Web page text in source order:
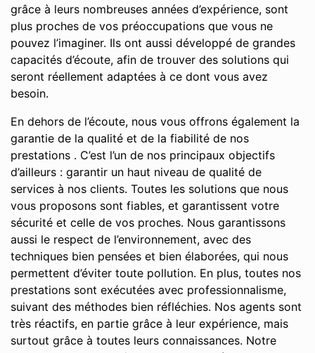
grâce à leurs nombreuses années d’expérience, sont
plus proches de vos préoccupations que vous ne
pouvez l’imaginer. Ils ont aussi développé de grandes
capacités d’écoute, afin de trouver des solutions qui
seront réellement adaptées à ce dont vous avez
besoin.
En dehors de l’écoute, nous vous offrons également la
garantie de la qualité et de la fiabilité de nos
prestations . C’est l’un de nos principaux objectifs
d’ailleurs : garantir un haut niveau de qualité de
services à nos clients. Toutes les solutions que nous
vous proposons sont fiables, et garantissent votre
sécurité et celle de vos proches. Nous garantissons
aussi le respect de l’environnement, avec des
techniques bien pensées et bien élaborées, qui nous
permettent d’éviter toute pollution. En plus, toutes nos
prestations sont exécutées avec professionnalisme,
suivant des méthodes bien réfléchies. Nos agents sont
très réactifs, en partie grâce à leur expérience, mais
surtout grâce à toutes leurs connaissances. Notre